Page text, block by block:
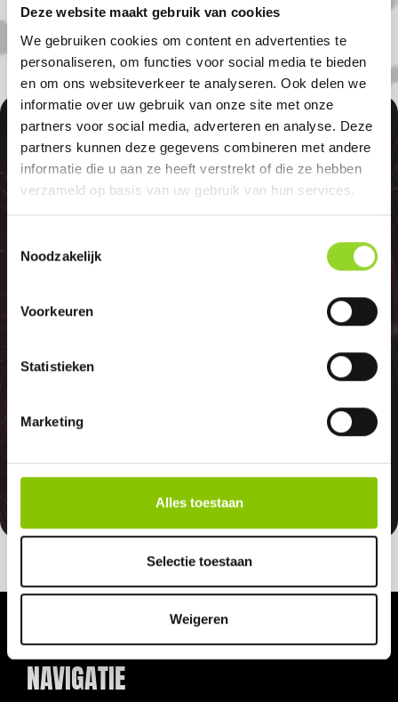
Deze website maakt gebruik van cookies
We gebruiken cookies om content en advertenties te
personaliseren, om functies voor social media te bieden
en om ons websiteverkeer te analyseren. Ook delen we
informatie over uw gebruik van onze site met onze
partners voor social media, adverteren en analyse. Deze
partners kunnen deze gegevens combineren met andere
informatie die u aan ze heeft verstrekt of die ze hebben
verzameld op basis van uw gebruik van hun services.
Noodzakelijk
Voorkeuren
Statistieken
Marketing
Alles toestaan
Selectie toestaan
Weigeren
100%
GELD TERUG
Indien er in 2026 weer een landelijk
vuurwerkverbod is, storten wij de
betaalde bedragen automatisch
terug
NAVIGATIE